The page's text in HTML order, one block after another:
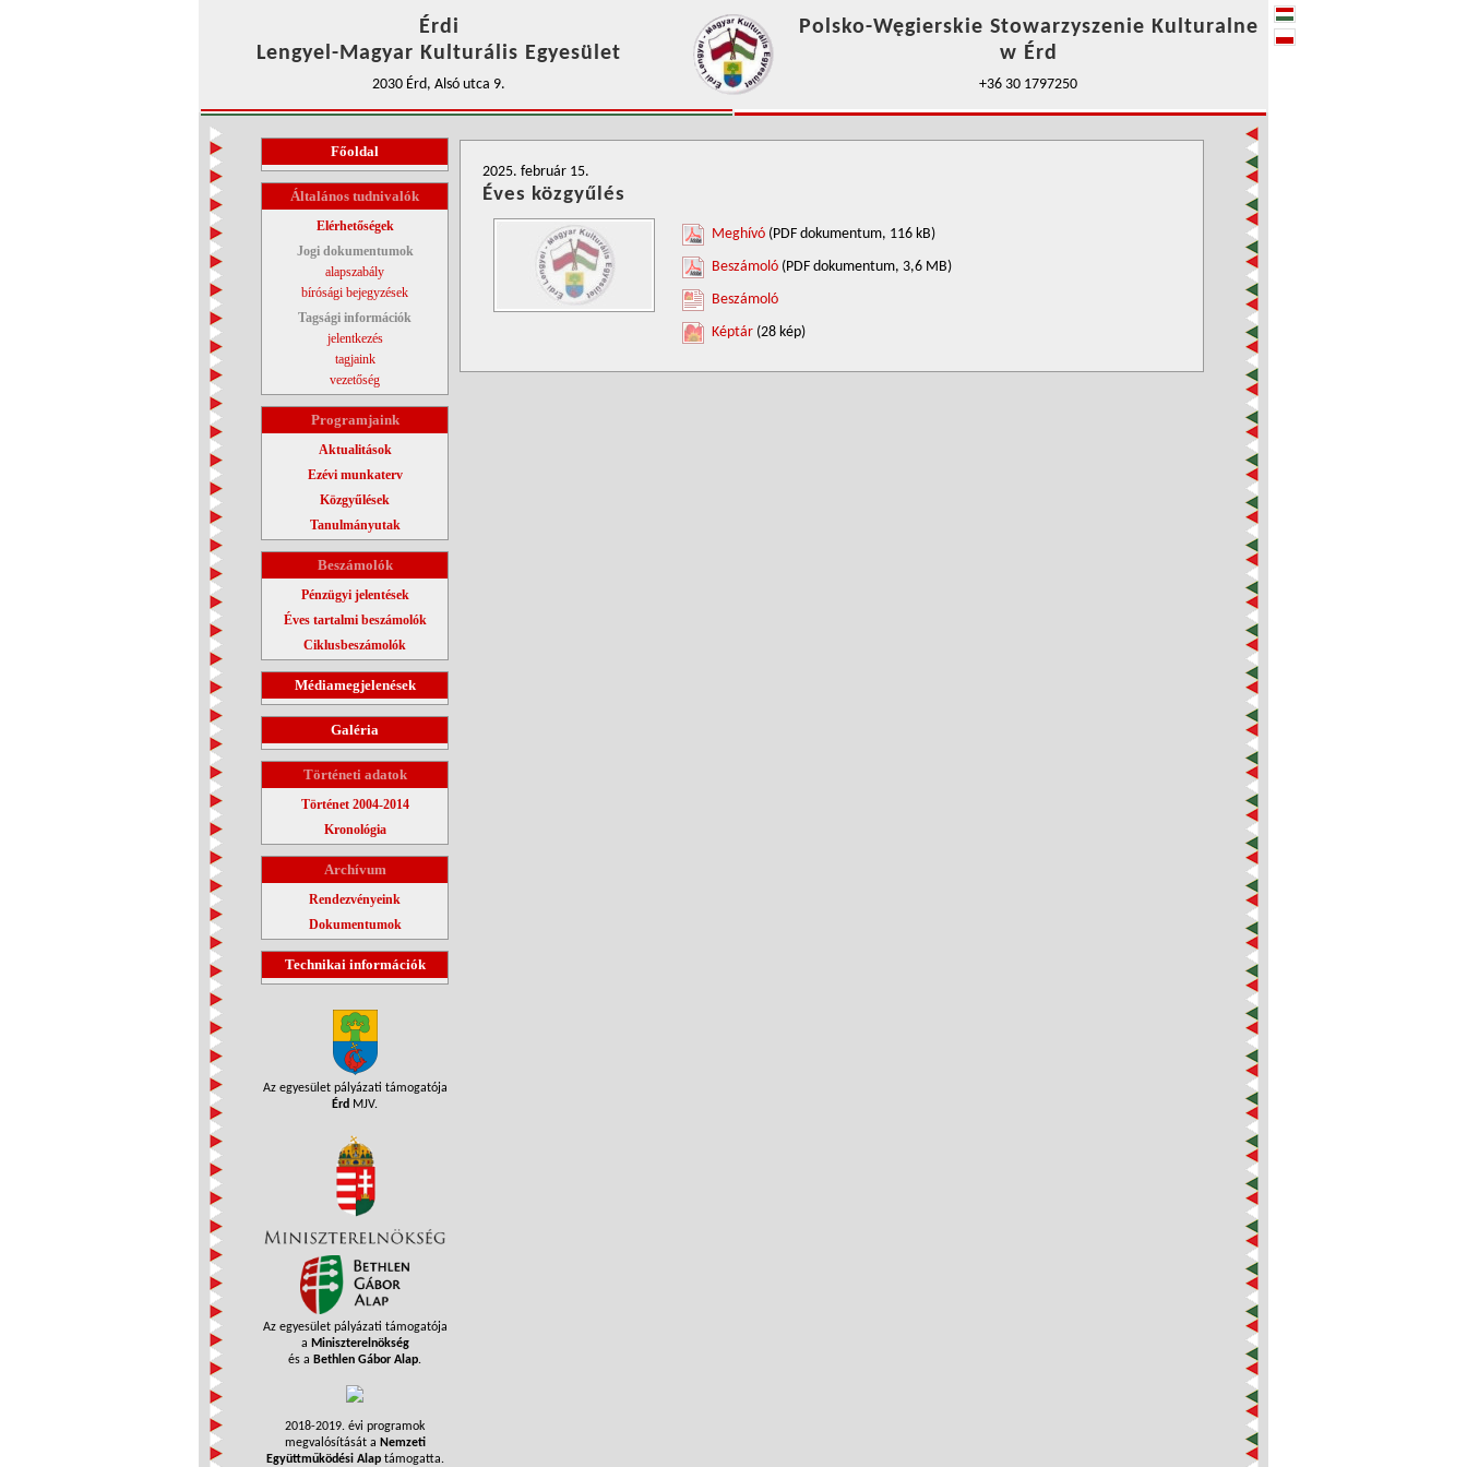
Érdi
Lengyel-Magyar Kulturális Egyesület
2030 Érd, Alsó utca 9.
Polsko-Węgierskie Stowarzyszenie Kulturalne
w Érd
+36 30 1797250
Főoldal
Általános tudnivalók
Elérhetőségek
Jogi dokumentumok
alapszabály
bírósági bejegyzések
Tagsági információk
jelentkezés
tagjaink
vezetőség
Programjaink
Aktualitások
Ezévi munkaterv
Közgyűlések
Tanulmányutak
Beszámolók
Pénzügyi jelentések
Éves tartalmi beszámolók
Ciklusbeszámolók
Médiamegjelenések
Galéria
Történeti adatok
Történet 2004-2014
Kronológia
Archívum
Rendezvényeink
Dokumentumok
Technikai információk
Az egyesület pályázati támogatója
Érd MJV.
Az egyesület pályázati támogatója
a Miniszterelnökség
és a Bethlen Gábor Alap.
2018-2019. évi programok
megvalósítását a Nemzeti
Együttműködési Alaptámogatta.
2025. február 15.
Éves közgyűlés
Meghívó (PDF dokumentum, 116 kB)
Beszámoló (PDF dokumentum, 3,6 MB)
Beszámoló
Képtár (28 kép)